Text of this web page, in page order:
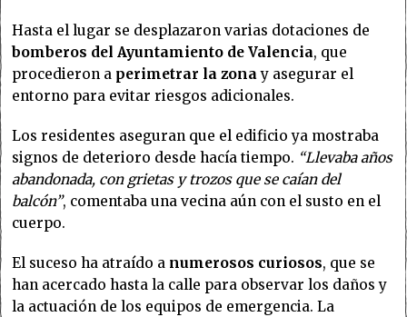
Hasta el lugar se desplazaron varias dotaciones de
bomberos del Ayuntamiento de Valencia, que
procedieron a perimetrar la zona y asegurar el
entorno para evitar riesgos adicionales.
Los residentes aseguran que el edificio ya mostraba
signos de deterioro desde hacía tiempo. “Llevaba años
abandonada, con grietas y trozos que se caían del
balcón”, comentaba una vecina aún con el susto en el
cuerpo.
El suceso ha atraído a numerosos curiosos, que se
han acercado hasta la calle para observar los daños y
la actuación de los equipos de emergencia. La